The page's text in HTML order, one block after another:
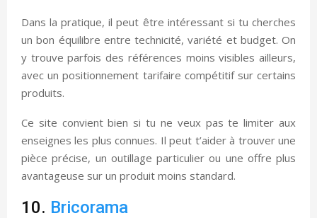
Dans la pratique, il peut être intéressant si tu cherches
un bon équilibre entre technicité, variété et budget. On
y trouve parfois des références moins visibles ailleurs,
avec un positionnement tarifaire compétitif sur certains
produits.
Ce site convient bien si tu ne veux pas te limiter aux
enseignes les plus connues. Il peut t’aider à trouver une
pièce précise, un outillage particulier ou une offre plus
avantageuse sur un produit moins standard.
10. Bricorama